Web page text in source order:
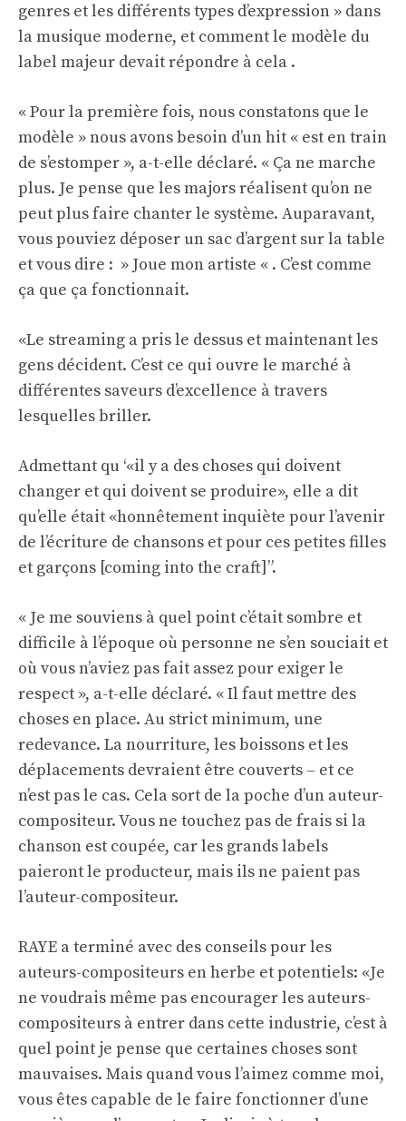
genres et les différents types d’expression » dans
la musique moderne, et comment le modèle du
label majeur devait répondre à cela .
« Pour la première fois, nous constatons que le
modèle » nous avons besoin d’un hit « est en train
de s’estomper », a-t-elle déclaré. « Ça ne marche
plus. Je pense que les majors réalisent qu’on ne
peut plus faire chanter le système. Auparavant,
vous pouviez déposer un sac d’argent sur la table
et vous dire : » Joue mon artiste « . C’est comme
ça que ça fonctionnait.
«Le streaming a pris le dessus et maintenant les
gens décident. C’est ce qui ouvre le marché à
différentes saveurs d’excellence à travers
lesquelles briller.
Admettant qu ‘«il y a des choses qui doivent
changer et qui doivent se produire», elle a dit
qu’elle était «honnêtement inquiète pour l’avenir
de l’écriture de chansons et pour ces petites filles
et garçons [coming into the craft]”.
« Je me souviens à quel point c’était sombre et
difficile à l’époque où personne ne s’en souciait et
où vous n’aviez pas fait assez pour exiger le
respect », a-t-elle déclaré. « Il faut mettre des
choses en place. Au strict minimum, une
redevance. La nourriture, les boissons et les
déplacements devraient être couverts – et ce
n’est pas le cas. Cela sort de la poche d’un auteur-
compositeur. Vous ne touchez pas de frais si la
chanson est coupée, car les grands labels
paieront le producteur, mais ils ne paient pas
l’auteur-compositeur.
RAYE a terminé avec des conseils pour les
auteurs-compositeurs en herbe et potentiels: «Je
ne voudrais même pas encourager les auteurs-
compositeurs à entrer dans cette industrie, c’est à
quel point je pense que certaines choses sont
mauvaises. Mais quand vous l’aimez comme moi,
vous êtes capable de le faire fonctionner d’une